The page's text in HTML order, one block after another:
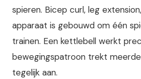
spieren. Bicep curl, leg
apparaat is gebouwd om één
trainen. Een kettlebell werkt
bewegingspatroon trekt
tegelijk aan.